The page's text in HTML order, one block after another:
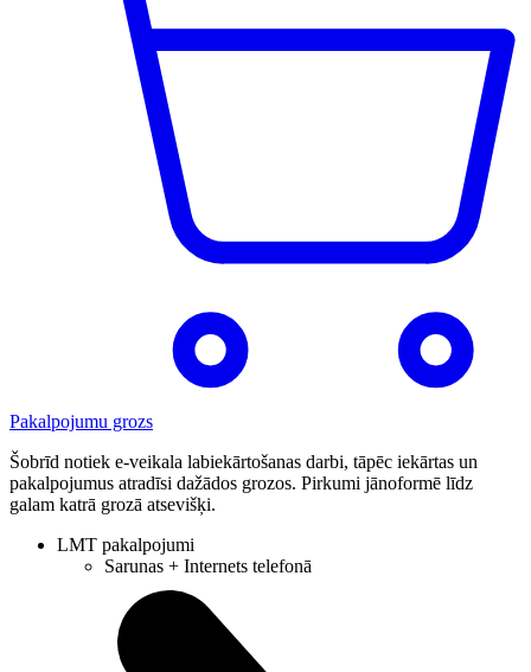
Pakalpojumu grozs
Šobrīd notiek e-veikala labiekārtošanas darbi, tāpēc iekārtas un
pakalpojumus atradīsi dažādos grozos. Pirkumi jānoformē līdz
galam katrā grozā atsevišķi.
LMT pakalpojumi
Sarunas + Internets telefonā